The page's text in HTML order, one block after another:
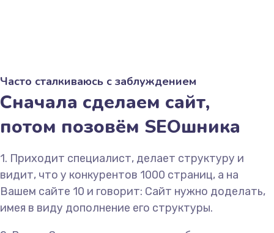
Часто сталкиваюсь с заблуждением
Сначала сделаем сайт,
потом позовём SEOшника
1. Приходит специалист, делает структуру и
видит, что у конкурентов 1000 страниц, а на
Вашем сайте 10 и говорит: Сайт нужно доделать,
имея в виду дополнение его структуры.